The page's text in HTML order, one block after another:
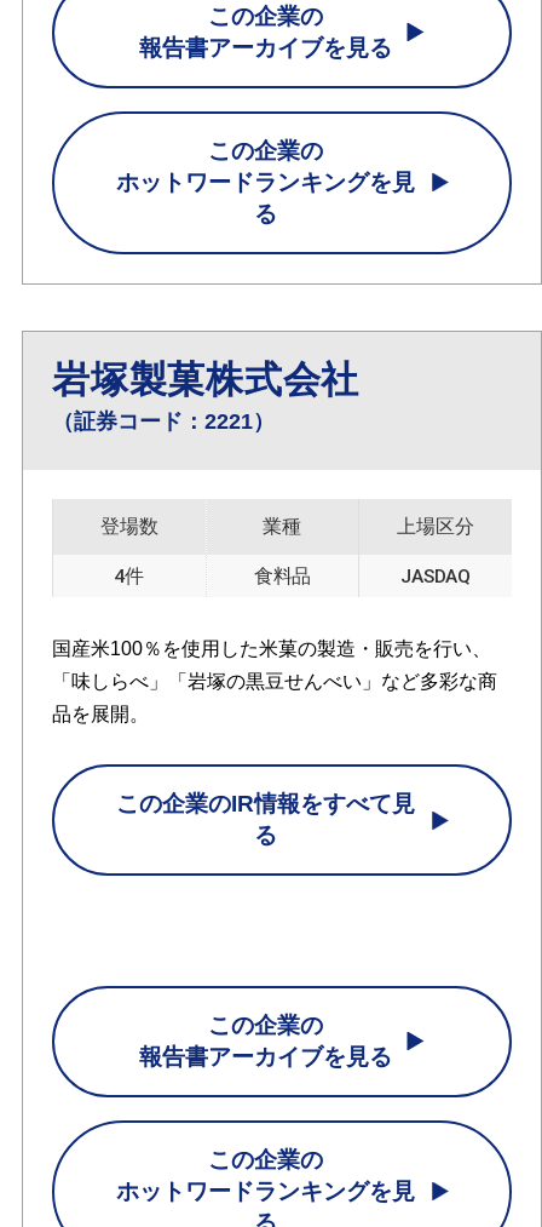
この企業の
報告書アーカイブを見る
この企業の
ホットワードランキングを見
る
岩塚製菓株式会社
（証券コード：2221）
登場数
4件
業種
食料品
上場区分
JASDAQ
国産米100％を使用した米菓の製造・販売を行い、
「味しらべ」「岩塚の黒豆せんべい」など多彩な商
品を展開。
この企業のIR情報をすべて見
る
この企業の
報告書アーカイブを見る
この企業の
ホットワードランキングを見